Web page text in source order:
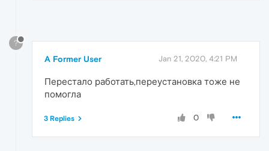
?
A Former User Jan 21, 2020, 4:21 PM
Перестало работать,переустановка тоже не
помогла
0
3 Replies